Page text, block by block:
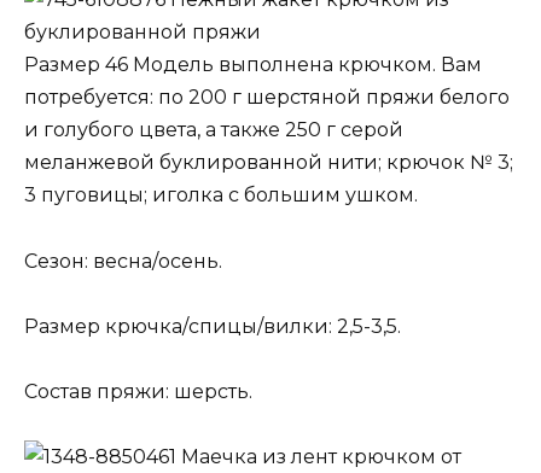
буклированной пряжи
Размер 46 Модель выполнена крючком. Вам
потребуется: по 200 г шерстяной пряжи белого
и голубого цвета, а также 250 г серой
меланжевой буклированной нити; крючок № 3;
3 пуговицы; иголка с большим ушком.
Сезон: весна/осень.
Размер крючка/спицы/вилки: 2,5-3,5.
Состав пряжи: шерсть.
Маечка из лент крючком от